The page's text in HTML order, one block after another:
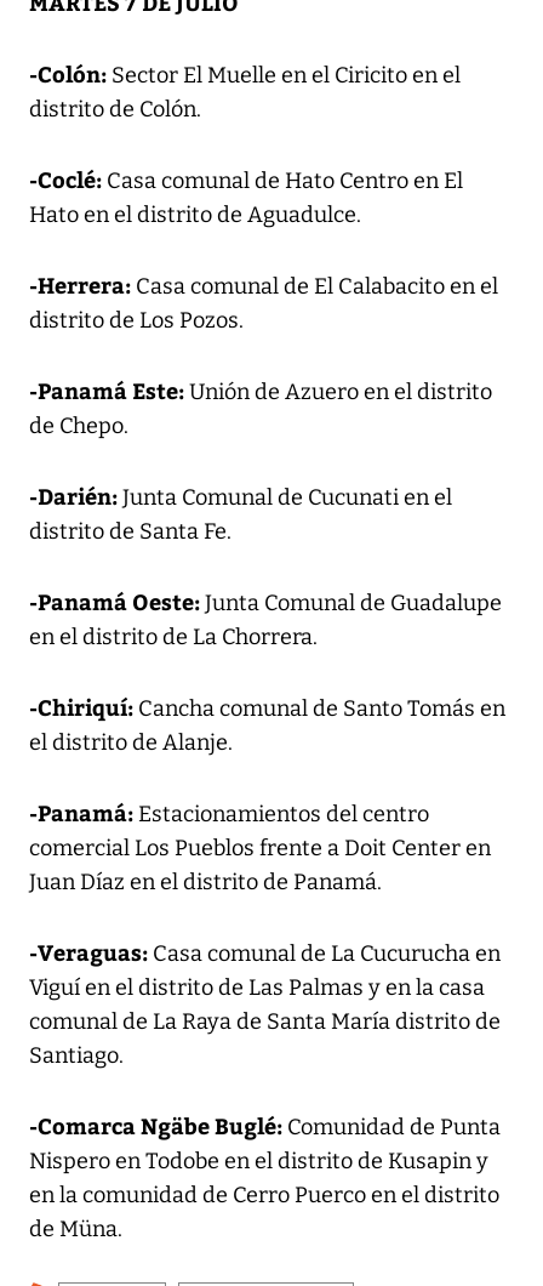
-Colón: Sector El Muelle en el Ciricito en el
distrito de Colón.
-Coclé: Casa comunal de Hato Centro en El
Hato en el distrito de Aguadulce.
-Herrera: Casa comunal de El Calabacito en el
distrito de Los Pozos.
-Panamá Este:Unión de Azuero en el distrito
de Chepo.
-Darién:Junta Comunal de Cucunati en el
distrito de Santa Fe.
-Panamá Oeste:Junta Comunal de Guadalupe
en el distrito de La Chorrera.
-Chiriquí: Cancha comunal de Santo Tomás en
el distrito de Alanje.
-Panamá:Estacionamientos del centro
comercial Los Pueblos frente a Doit Center en
Juan Díaz en el distrito de Panamá.
-Veraguas: Casa comunal de La Cucurucha en
Viguí en el distrito de Las Palmas y en la casa
comunal de La Raya de Santa María distrito de
Santiago.
-Comarca Ngäbe Buglé: Comunidad de Punta
Nispero en Todobe en el distrito de Kusapin y
en la comunidad de Cerro Puerco en el distrito
de Müna.